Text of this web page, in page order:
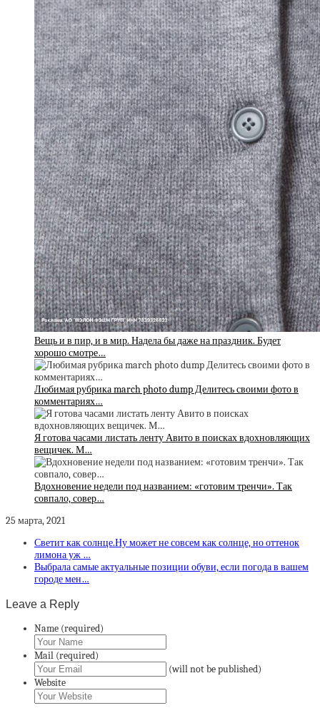
Вещь и в пир, и в мир. Надела бы даже на праздник. Будет
хорошо смотре…
Любимая рубрика march photo dump Делитесь своими фото в
комментариях…
Я готова часами листать ленту Авито в поисках вдохновляющих
вещичек. М…
Вдохновение недели под названием: «готовим тренчи». Так
совпало, совер…
25 марта, 2021
Светит как солнце.Ну может не совсем как солнце, но оттенок
лимона уж …
Выбрала самые актуальные позиции обуви, если погода в вашем
городе мен…
Leave a Reply
Name (required)
Mail (required)
(will not be published)
Website